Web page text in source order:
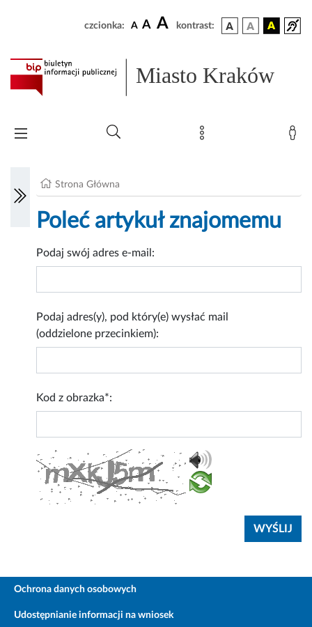
czcionka: A A A kontrast:
Miasto Kraków
Strona Główna
Poleć artykuł znajomemu
Podaj swój adres e-mail:
Podaj adres(y), pod który(e) wysłać mail
(oddzielone przecinkiem):
Kod z obrazka*:
Ochrona danych osobowych
Udostępnianie informacji na wniosek